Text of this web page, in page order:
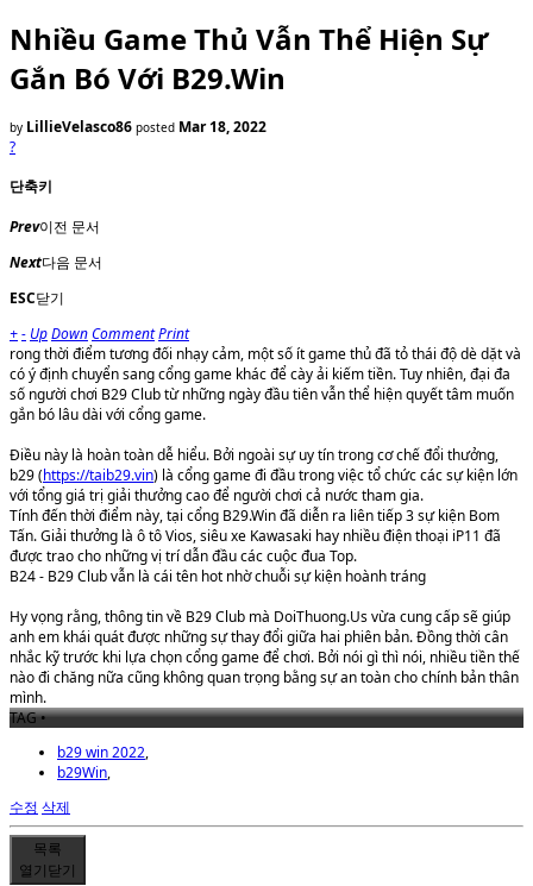
Nhiều Game Thủ Vẫn Thể Hiện Sự
Gắn Bó Với B29.Win
by LillieVelasco86 posted Mar 18, 2022
?
단축키
Prev이전 문서
Next다음 문서
ESC닫기
+- UpDownCommentPrint
rong thời điểm tương đối nhạy cảm, một số ít game thủ đã tỏ thái độ dè dặt và
có ý định chuyển sang cổng game khác để cày ải kiếm tiền. Tuy nhiên, đại đa
số người chơi B29 Club từ những ngày đầu tiên vẫn thể hiện quyết tâm muốn
gắn bó lâu dài với cổng game.
Điều này là hoàn toàn dễ hiểu. Bởi ngoài sự uy tín trong cơ chế đổi thưởng,
b29 (https://taib29.vin) là cổng game đi đầu trong việc tổ chức các sự kiện lớn
với tổng giá trị giải thưởng cao để người chơi cả nước tham gia.
Tính đến thời điểm này, tại cổng B29.Win đã diễn ra liên tiếp 3 sự kiện Bom
Tấn. Giải thưởng là ô tô Vios, siêu xe Kawasaki hay nhiều điện thoại iP11 đã
được trao cho những vị trí dẫn đầu các cuộc đua Top.
B24 - B29 Club vẫn là cái tên hot nhờ chuỗi sự kiện hoành tráng
Hy vọng rằng, thông tin về B29 Club mà DoiThuong.Us vừa cung cấp sẽ giúp
anh em khái quát được những sự thay đổi giữa hai phiên bản. Đồng thời cân
nhắc kỹ trước khi lựa chọn cổng game để chơi. Bởi nói gì thì nói, nhiều tiền thế
nào đi chăng nữa cũng không quan trọng bằng sự an toàn cho chính bản thân
mình.
TAG •
b29 win 2022,
b29Win,
수정 삭제
목록
열기닫기